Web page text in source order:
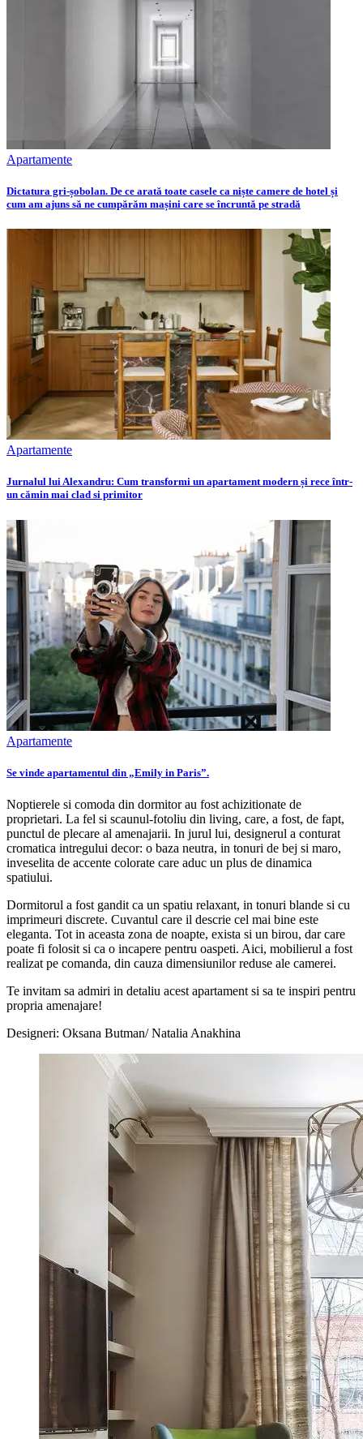
Apartamente
Dictatura gri-șobolan. De ce arată toate casele ca niște camere de hotel și
cum am ajuns să ne cumpărăm mașini care se încruntă pe stradă
Apartamente
Jurnalul lui Alexandru: Cum transformi un apartament modern și rece într-
un cămin mai clad si primitor
Apartamente
Se vinde apartamentul din „Emily in Paris”.
Noptierele si comoda din dormitor au fost achizitionate de
proprietari. La fel si scaunul-fotoliu din living, care, a fost, de fapt,
punctul de plecare al amenajarii. In jurul lui, designerul a conturat
cromatica intregului decor: o baza neutra, in tonuri de bej si maro,
inveselita de accente colorate care aduc un plus de dinamica
spatiului.
Dormitorul a fost gandit ca un spatiu relaxant, in tonuri blande si cu
imprimeuri discrete. Cuvantul care il descrie cel mai bine este
eleganta. Tot in aceasta zona de noapte, exista si un birou, dar care
poate fi folosit si ca o incapere pentru oaspeti. Aici, mobilierul a fost
realizat pe comanda, din cauza dimensiunilor reduse ale camerei.
Te invitam sa admiri in detaliu acest apartament si sa te inspiri pentru
propria amenajare!
Designeri: Oksana Butman/ Natalia Anakhina